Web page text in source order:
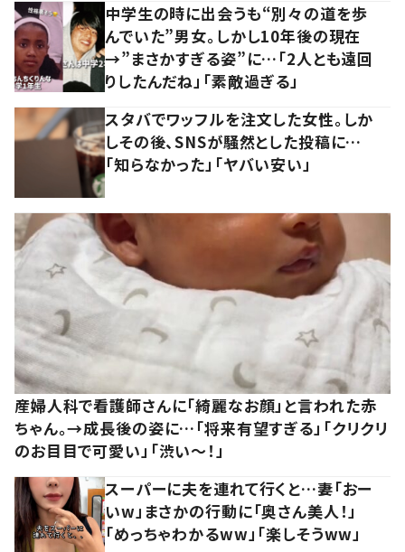
中学生の時に出会うも“別々の道を歩
んでいた”男女。しかし10年後の現在
→”まさかすぎる姿”に…「2人とも遠回
りしたんだね」「素敵過ぎる」
スタバでワッフルを注文した女性。しか
しその後、SNSが騒然とした投稿に…
「知らなかった」「ヤバい安い」
産婦人科で看護師さんに「綺麗なお顔」と言われた赤
ちゃん。→成長後の姿に…「将来有望すぎる」「クリクリ
のお目目で可愛い」「渋い～！」
スーパーに夫を連れて行くと…妻「おー
いw」まさかの行動に「奥さん美人！」
「めっちゃわかるww」「楽しそうww」